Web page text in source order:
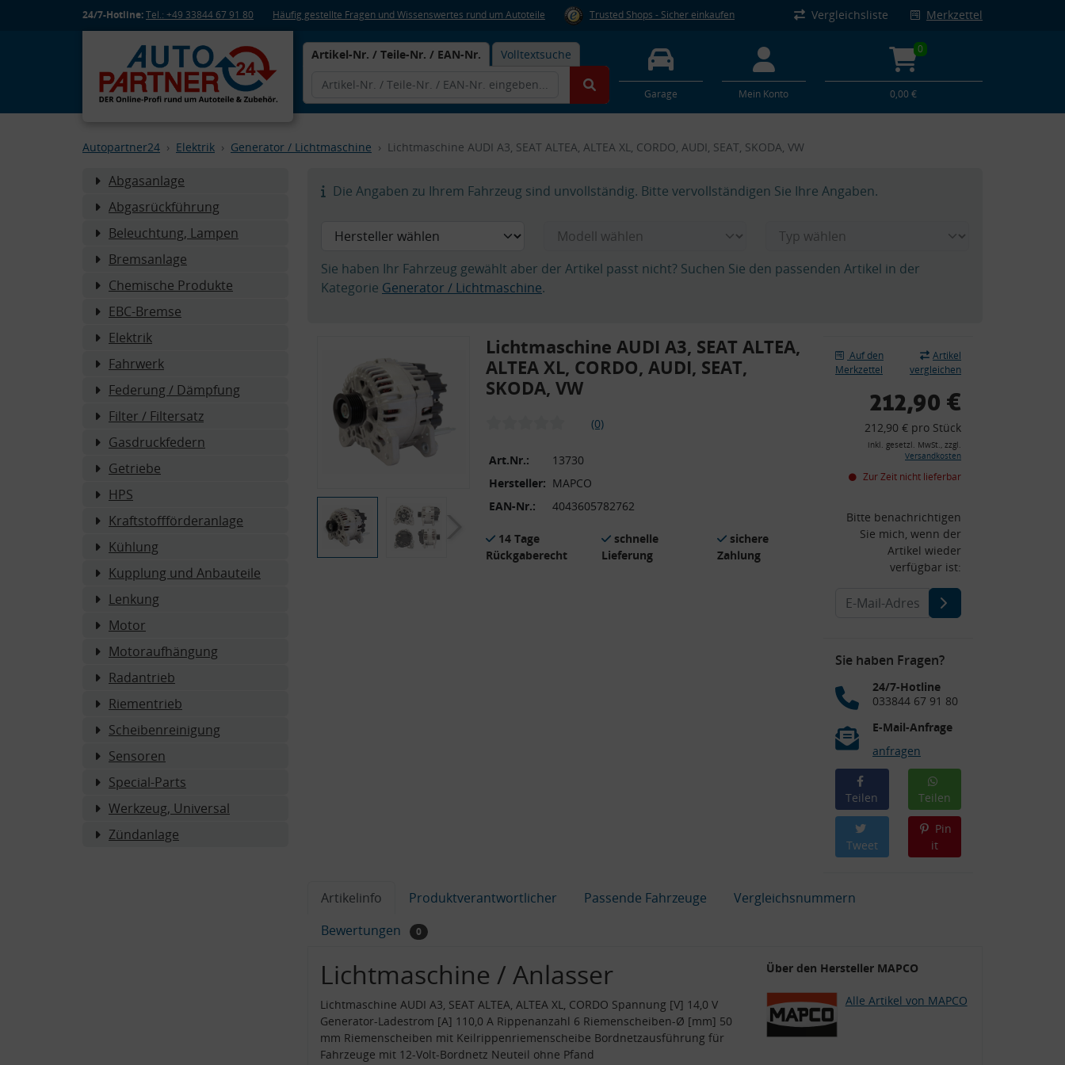
24/7-Hotline:Tel.: +49 33844 67 91 80 Häufig gestellte Fragen und Wissenswertes rund um Autoteile Trusted Shops - Sicher einkaufen Vergleichsliste Merkzettel
Artikel-Nr. / Teile-Nr. / EAN-Nr. Volltextsuche
Garage Mein Konto
0
0,00 €
Autopartner24 Elektrik Generator / Lichtmaschine Lichtmaschine AUDI A3, SEAT ALTEA, ALTEA XL, CORDO, AUDI, SEAT, SKODA, VW
Abgasanlage
Abgasrückführung
Beleuchtung, Lampen
Bremsanlage
Chemische Produkte
EBC-Bremse
Elektrik
Fahrwerk
Federung / Dämpfung
Filter / Filtersatz
Gasdruckfedern
Getriebe
HPS
Kraftstoffförderanlage
Kühlung
Kupplung und Anbauteile
Lenkung
Motor
Motoraufhängung
Radantrieb
Riementrieb
Scheibenreinigung
Sensoren
Special-Parts
Werkzeug, Universal
Zündanlage
Die Angaben zu Ihrem Fahrzeug sind unvollständig. Bitte vervollständigen Sie Ihre Angaben.
Sie haben Ihr Fahrzeug gewählt aber der Artikel passt nicht? Suchen Sie den passenden Artikel in der
Kategorie Generator / Lichtmaschine.
Lichtmaschine AUDI A3, SEAT ALTEA,
ALTEA XL, CORDO, AUDI, SEAT,
SKODA, VW
(0)
Art.Nr.:
13730
Hersteller: MAPCO
EAN-Nr.:
4043605782762
14 Tage
Rückgaberecht
schnelle
Lieferung
sichere
Zahlung
Auf den
Merkzettel
Artikel
vergleichen
212,90 €
212,90 € pro Stück
inkl. gesetzl. MwSt., zzgl.
Versandkosten
Zur Zeit nicht lieferbar
Bitte benachrichtigen
Sie mich, wenn der
Artikel wieder
verfügbar ist:
Sie haben Fragen?
24/7-Hotline
033844 67 91 80
E-Mail-Anfrage
anfragen
Teilen Teilen
Tweet
Pin
it
Artikelinfo Produktverantwortlicher Passende Fahrzeuge
Vergleichsnummern
Bewertungen
0
Lichtmaschine / Anlasser
Lichtmaschine AUDI A3, SEAT ALTEA, ALTEA XL, CORDO Spannung [V] 14,0 V
Generator-Ladestrom [A] 110,0 A Rippenanzahl 6 Riemenscheiben-Ø [mm] 50
mm Riemenscheiben mit Keilrippenriemenscheibe Bordnetzausführung für
Fahrzeuge mit 12-Volt-Bordnetz Neuteil ohne Pfand
Über den Hersteller MAPCO
Alle Artikel von MAPCO